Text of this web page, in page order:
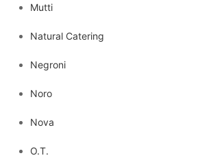
Mutti
Natural Catering
Negroni
Noro
Nova
O.T.